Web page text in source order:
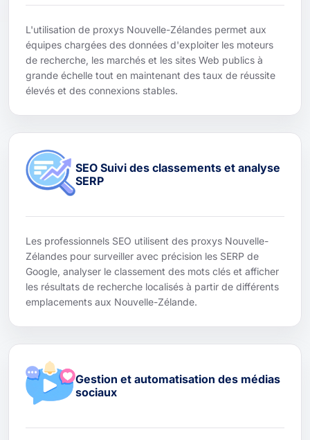
L'utilisation de proxys Nouvelle-Zélandes permet aux
équipes chargées des données d'exploiter les moteurs
de recherche, les marchés et les sites Web publics à
grande échelle tout en maintenant des taux de réussite
élevés et des connexions stables.
SEO Suivi des classements et analyse
SERP
Les professionnels SEO utilisent des proxys Nouvelle-
Zélandes pour surveiller avec précision les SERP de
Google, analyser le classement des mots clés et afficher
les résultats de recherche localisés à partir de différents
emplacements aux Nouvelle-Zélande.
Gestion et automatisation des médias
sociaux